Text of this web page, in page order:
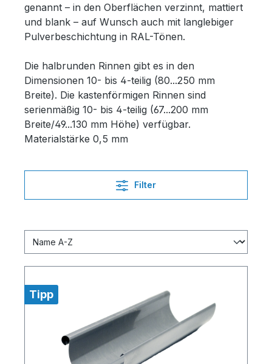
genannt – in den Oberflächen verzinnt, mattiert
und blank – auf Wunsch auch mit langlebiger
Pulverbeschichtung in RAL-Tönen.
Die halbrunden Rinnen gibt es in den
Dimensionen 10- bis 4-teilig (80...250 mm
Breite). Die kastenförmigen Rinnen sind
serienmäßig 10- bis 4-teilig (67...200 mm
Breite/49...130 mm Höhe) verfügbar.
Materialstärke 0,5 mm
Filter
Tipp